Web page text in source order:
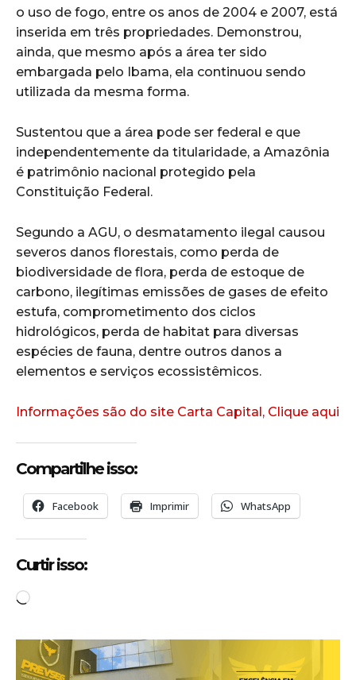
o uso de fogo, entre os anos de 2004 e 2007, está
inserida em três propriedades. Demonstrou,
ainda, que mesmo após a área ter sido
embargada pelo Ibama, ela continuou sendo
utilizada da mesma forma.
Sustentou que a área pode ser federal e que
independentemente da titularidade, a Amazônia
é patrimônio nacional protegido pela
Constituição Federal.
Segundo a AGU, o desmatamento ilegal causou
severos danos florestais, como perda de
biodiversidade de flora, perda de estoque de
carbono, ilegítimas emissões de gases de efeito
estufa, comprometimento dos ciclos
hidrológicos, perda de habitat para diversas
espécies de fauna, dentre outros danos a
elementos e serviços ecossistêmicos.
Informações são do site Carta Capital, Clique aqui
Compartilhe isso:
Facebook Imprimir WhatsApp
Curtir isso:
C
r
r